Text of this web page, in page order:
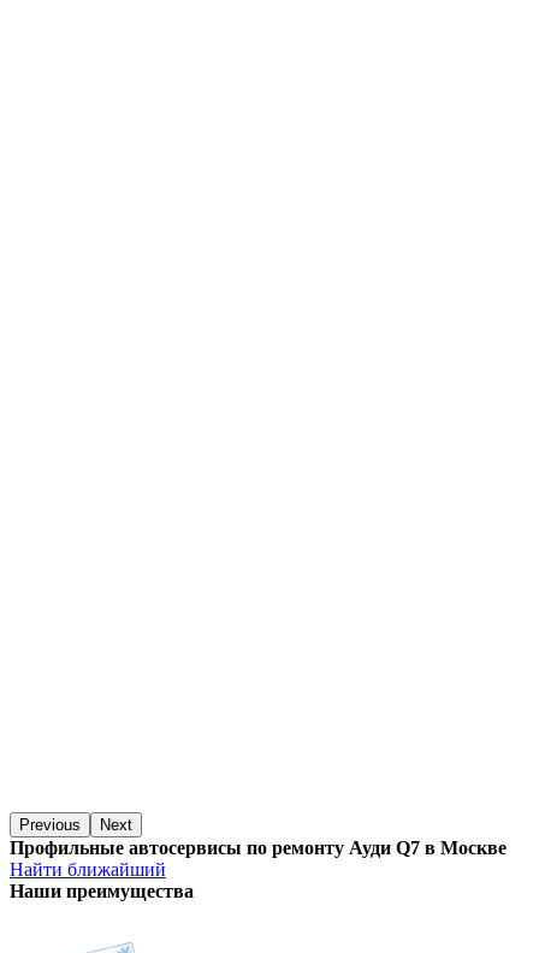
Previous Next
Профильные автосервисы по ремонту Ауди Q7 в Москве
Найти ближайший
Наши преимущества